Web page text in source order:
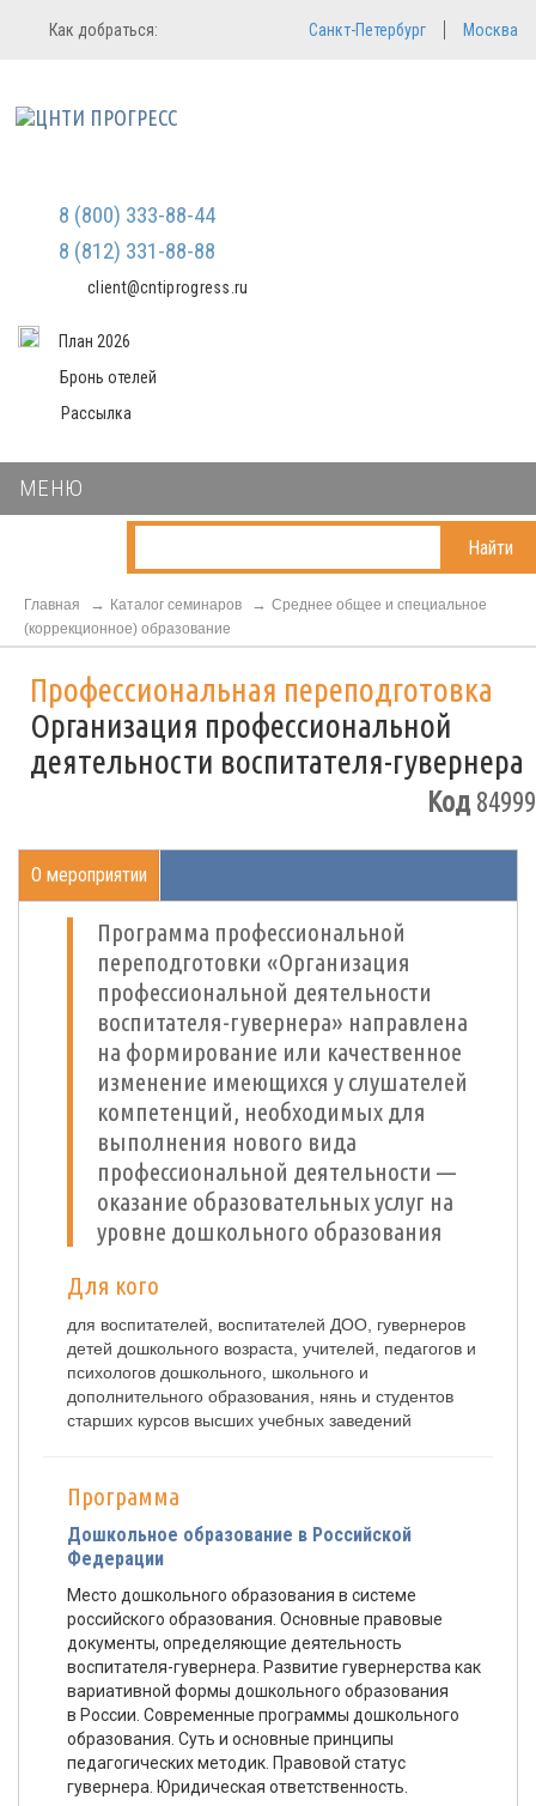
Регистрация
Мы не передаем ваши данные
третьим лицам и не рассылаем
Вход в систему
Как добраться: Санкт-Петербург Москва
8 (800) 333-88-44
8 (812) 331-88-88
client@cntiprogress.ru
План 2026
Бронь отелей
Рассылка
МЕНЮ
Найти
Главная Каталог семинаров
Среднее общее и специальное
(коррекционное) образование
Профессиональная переподготовка
Организация профессиональной
деятельности воспитателя-гувернера
Код84999
О мероприятии
Программа профессиональной
переподготовки «Организация
профессиональной деятельности
воспитателя-гувернера» направлена
на формирование или качественное
изменение имеющихся у слушателей
компетенций, необходимых для
выполнения нового вида
профессиональной деятельности —
оказание образовательных услуг на
уровне дошкольного образования
Для кого
для воспитателей, воспитателей ДОО, гувернеров
детей дошкольного возраста, учителей, педагогов и
психологов дошкольного, школьного и
дополнительного образования, нянь и студентов
старших курсов высших учебных заведений
Программа
Дошкольное образование в Российской
Федерации
Место дошкольного образования в системе
российского образования. Основные правовые
документы, определяющие деятельность
воспитателя-гувернера. Развитие гувернерства как
вариативной формы дошкольного образования
в России. Современные программы дошкольного
образования. Суть и основные принципы
педагогических методик. Правовой статус
гувернера. Юридическая ответственность.